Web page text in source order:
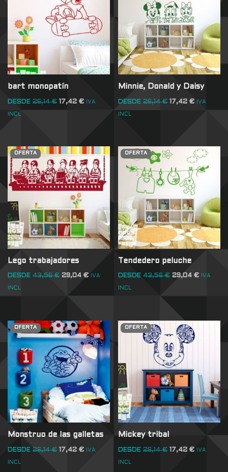
bart monopatín
DESDE 26,14€ 17,42 € IVA
INCL
Minnie, Donald y Daisy
DESDE 26,14€ 17,42€ IVA
INCL
OFERTA
Lego trabajadores
DESDE 43,56€ 29,04 € IVA
INCL
OFERTA
Tendedero peluche
DESDE 43,56€ 29,04€ IVA
INCL
OFERTA
Monstruo de las galletas
DESDE 26,14€ 17,42 € IVA
INCL
OFERTA
Mickey tribal
DESDE 26,14€ 17,42€ IVA
INCL